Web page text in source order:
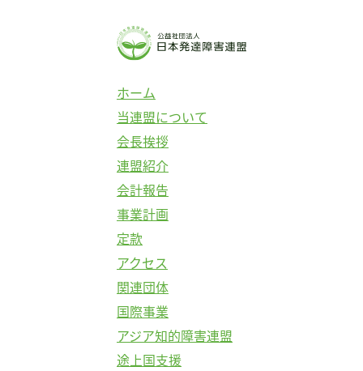
ホーム
当連盟について
会長挨拶
連盟紹介
会計報告
事業計画
定款
アクセス
関連団体
国際事業
アジア知的障害連盟
途上国支援